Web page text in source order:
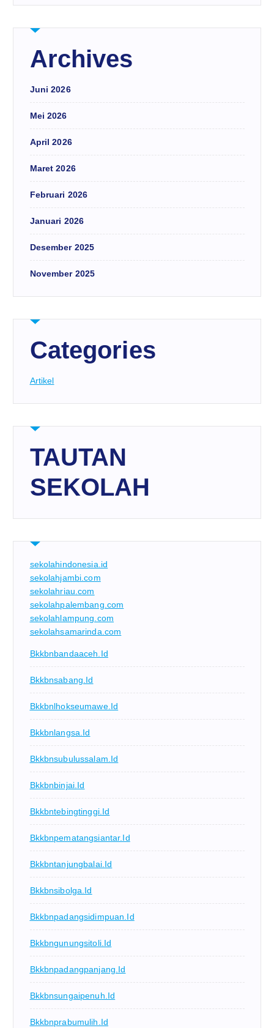
Archives
Juni 2026
Mei 2026
April 2026
Maret 2026
Februari 2026
Januari 2026
Desember 2025
November 2025
Categories
Artikel
TAUTAN
SEKOLAH
sekolahindonesia.id
sekolahjambi.com
sekolahriau.com
sekolahpalembang.com
sekolahlampung.com
sekolahsamarinda.com
Bkkbnbandaaceh.id
Bkkbnsabang.id
Bkkbnlhokseumawe.id
Bkkbnlangsa.id
Bkkbnsubulussalam.id
Bkkbnbinjai.id
Bkkbntebingtinggi.id
Bkkbnpematangsiantar.id
Bkkbntanjungbalai.id
Bkkbnsibolga.id
Bkkbnpadangsidimpuan.id
Bkkbngunungsitoli.id
Bkkbnpadangpanjang.id
Bkkbnsungaipenuh.id
Bkkbnprabumulih.id